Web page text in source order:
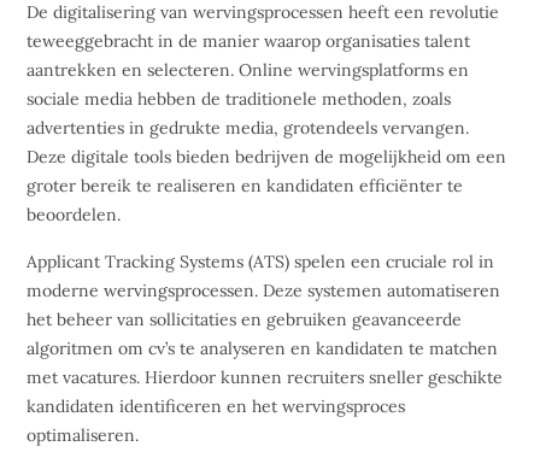
De digitalisering van wervingsprocessen heeft een revolutie
teweeggebracht in de manier waarop organisaties talent
aantrekken en selecteren. Online wervingsplatforms en
sociale media hebben de traditionele methoden, zoals
advertenties in gedrukte media, grotendeels vervangen.
Deze digitale tools bieden bedrijven de mogelijkheid om een
groter bereik te realiseren en kandidaten efficiënter te
beoordelen.
Applicant Tracking Systems (ATS) spelen een cruciale rol in
moderne wervingsprocessen. Deze systemen automatiseren
het beheer van sollicitaties en gebruiken geavanceerde
algoritmen om cv’s te analyseren en kandidaten te matchen
met vacatures. Hierdoor kunnen recruiters sneller geschikte
kandidaten identificeren en het wervingsproces
optimaliseren.